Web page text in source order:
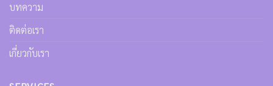
บทความ
ติดต่อเรา
เกี่ยวกับเรา